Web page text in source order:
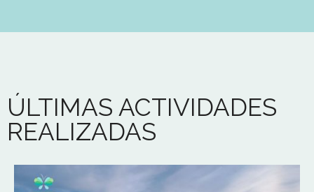
ÚLTIMAS ACTIVIDADES
REALIZADAS